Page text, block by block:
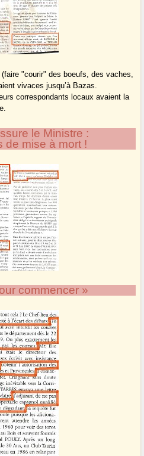
"courir" des boeufs, des vaches,
vivaces jusqu’à Bazas.
correspondants locaux avaient la
le Ministre :
de mise à mort !
commencer »